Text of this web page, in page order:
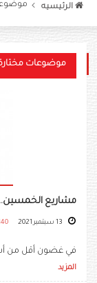
الرئيسيه
موضوعات
مشاريع
في غضون أقل من
المزيد